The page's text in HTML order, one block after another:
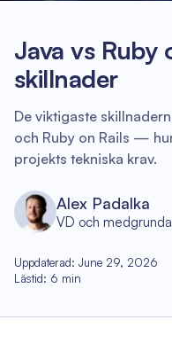
Java vs Ruby
skillnader
De viktigaste
och Ruby on Rails —
projekts tekniska krav.
Alex Padalka
VD och
Uppdaterad: June 29, 2026
Lästid: 6 min